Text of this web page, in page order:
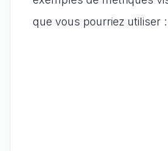
que vous pourriez utiliser :